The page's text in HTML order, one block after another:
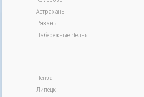
Астрахань
Рязань
Набережные Челны
Пенза
Липецк